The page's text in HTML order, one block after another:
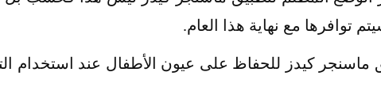
توافرها مع نهاية هذا العام.
كيدز للحفاظ على عيون الأطفال عند استخدام